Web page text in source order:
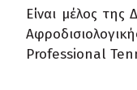
Είναι μέλος της
Professional